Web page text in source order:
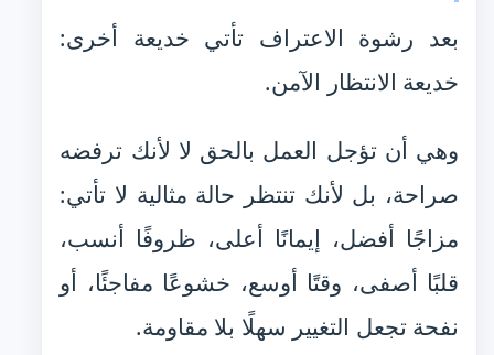
بعد رشوة الاعتراف تأتي خديعة أخرى:
خديعة الانتظار الآمن.
وهي أن تؤجل العمل بالحق لا لأنك ترفضه
صراحة، بل لأنك تنتظر حالة مثالية لا تأتي:
مزاجًا أفضل، إيمانًا أعلى، ظروفًا أنسب،
قلبًا أصفى، وقتًا أوسع، خشوعًا مفاجئًا، أو
نفحة تجعل التغيير سهلًا بلا مقاومة.